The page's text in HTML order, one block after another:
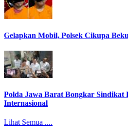
Gelapkan Mobil, Polsek Cikupa
Polda Jawa Barat Bongkar Sindikat
Internasional
Lihat Semua ....